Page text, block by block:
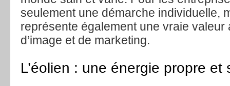
seulement une démarche individuelle,
représente également une vraie valeur
d’image et de marketing.
L’éolien : une énergie propre et